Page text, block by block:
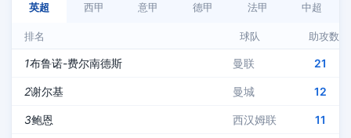
英超 西甲 意甲 德甲 法甲 中超
排名 球队 助攻数
1布鲁诺-费尔南德斯 曼联 21
2谢尔基 曼城 12
3鲍恩 西汉姆联 11